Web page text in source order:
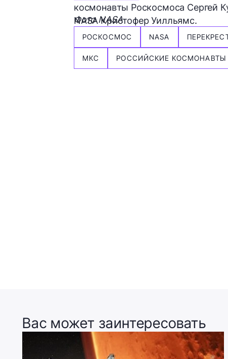
космонавты Роскосмоса Сергей
NASA Кристофер Уилльямс.
Фото NASA
РОСКОСМОС NASA
МКС РОССИЙСКИЕ КОСМОНАВТЫ
Вас может заинтересовать